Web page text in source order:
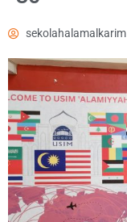
sekolahalamalkarim